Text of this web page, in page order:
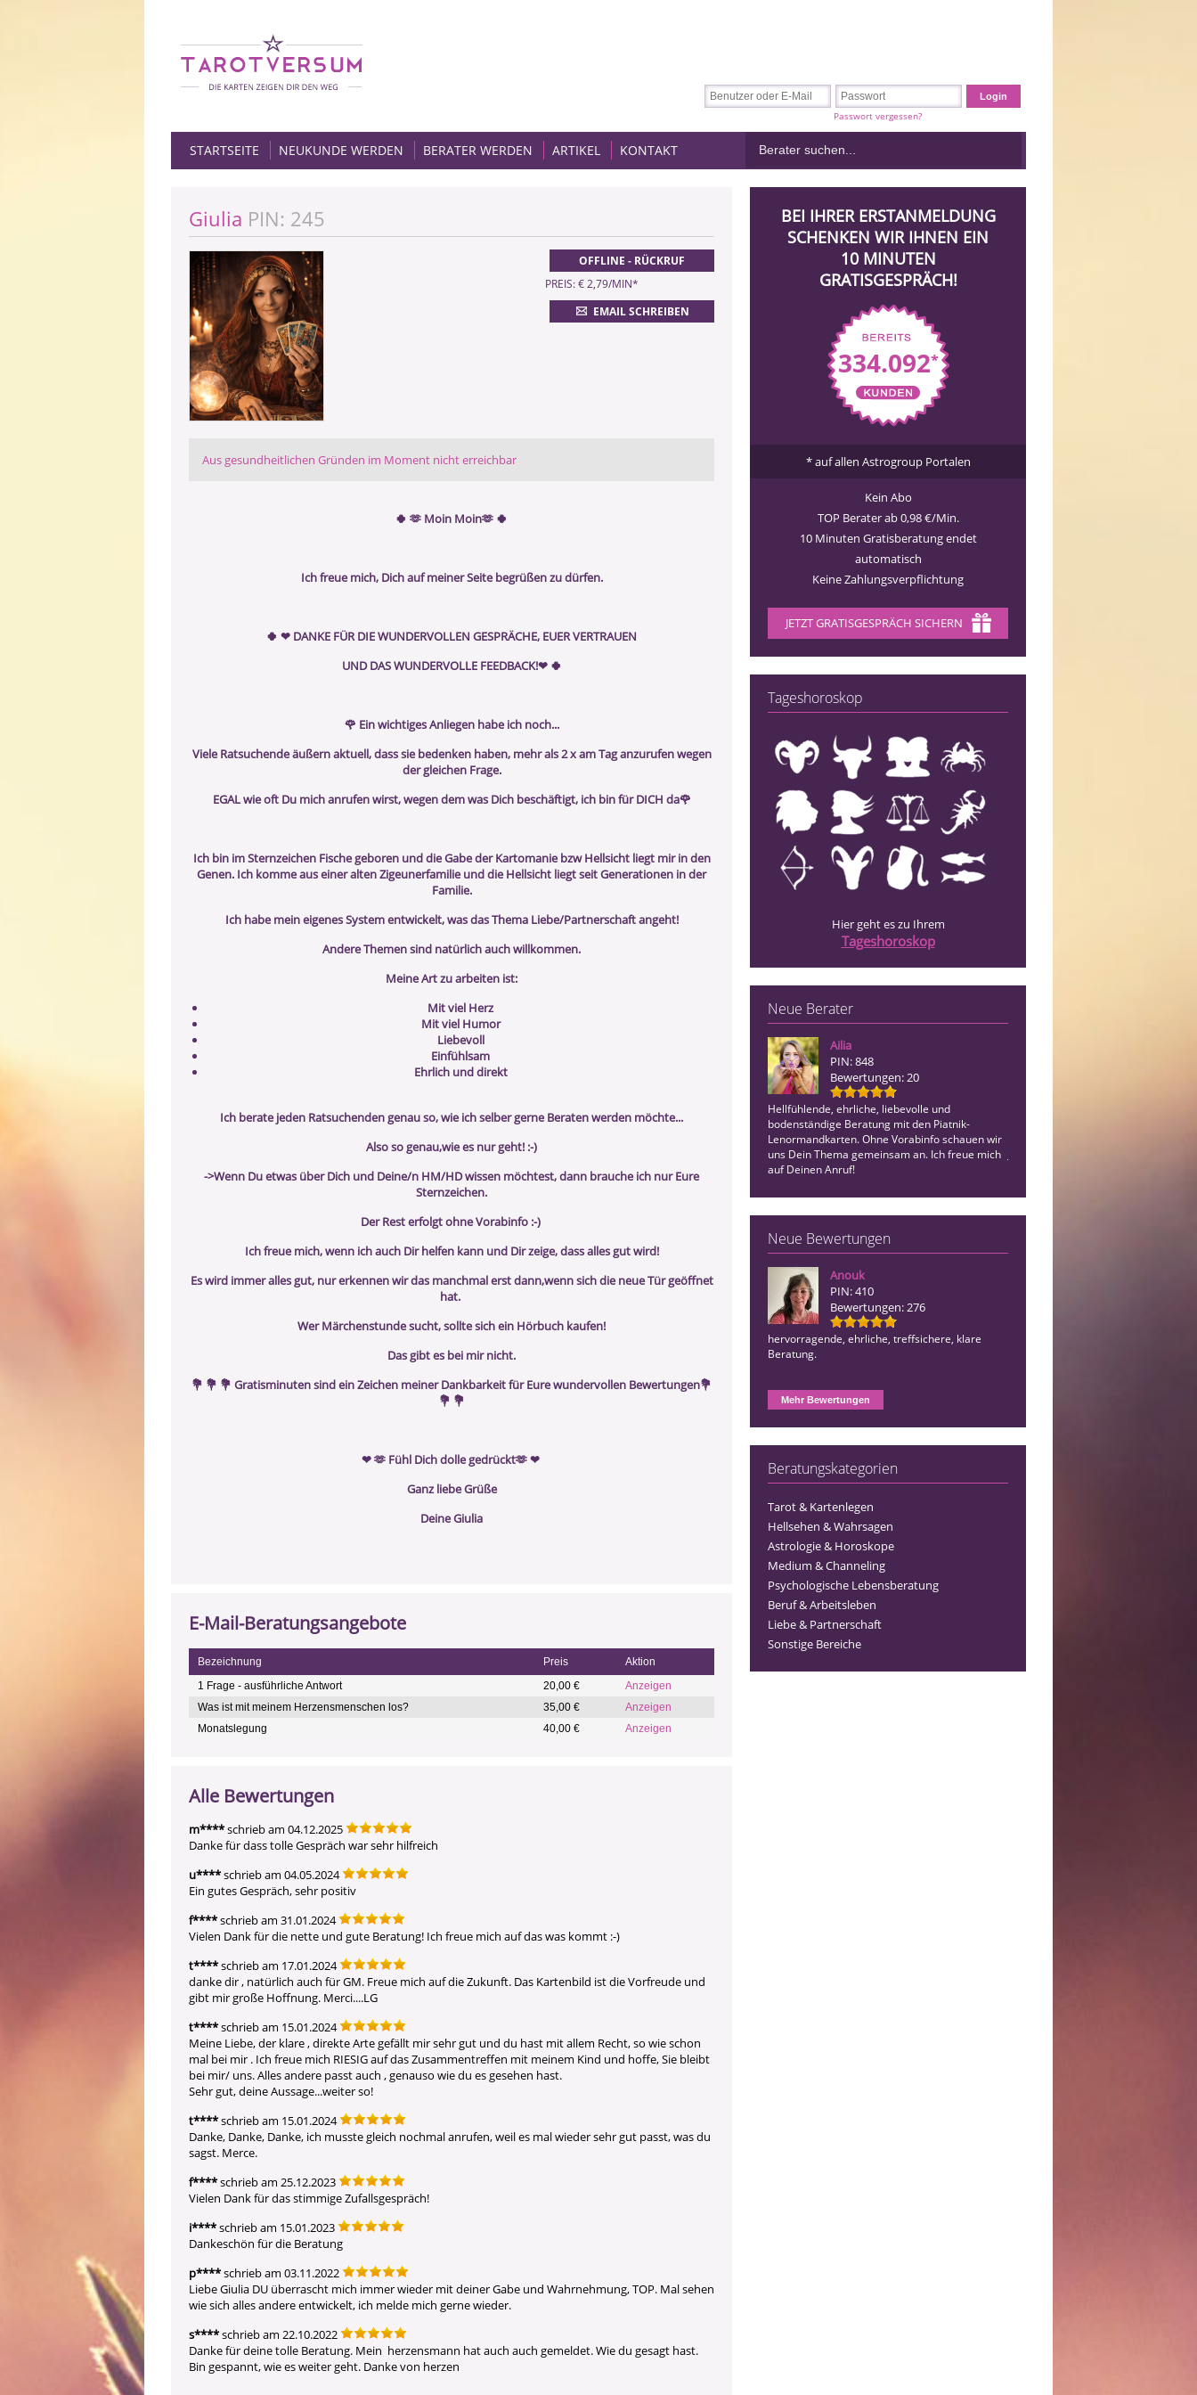
Passwort vergessen?
STARTSEITE NEUKUNDE WERDEN BERATER WERDEN ARTIKEL KONTAKT
BEI IHRER ERSTANMELDUNG
SCHENKEN WIR IHNEN EIN
10 MINUTEN
GRATISGESPRÄCH!
334.092*
* auf allen Astrogroup Portalen
Kein Abo
TOP Berater ab 0,98 €/Min.
10 Minuten Gratisberatung endet
automatisch
Keine Zahlungsverpflichtung
JETZT GRATISGESPRÄCH SICHERN
Tageshoroskop
Hier geht es zu Ihrem
Tageshoroskop
Neue Berater
Ailia
PIN: 848
Bewertungen: 20
Hellfühlende, ehrliche, liebevolle und
bodenständige Beratung mit den Piatnik-
Lenormandkarten. Ohne Vorabinfo schauen wir
uns Dein Thema gemeinsam an. Ich freue mich
auf Deinen Anruf!
Neue Bewertungen
Anouk
PIN: 410
Bewertungen: 276
hervorragende, ehrliche, treffsichere, klare
Beratung.
Mehr Bewertungen
Beratungskategorien
Tarot & Kartenlegen
Hellsehen & Wahrsagen
Astrologie & Horoskope
Medium & Channeling
Psychologische Lebensberatung
Beruf & Arbeitsleben
Liebe & Partnerschaft
Sonstige Bereiche
Giulia PIN: 245
OFFLINE - RÜCKRUF
PREIS: € 2,79/MIN*
EMAIL SCHREIBEN
Aus gesundheitlichen Gründen im Moment nicht erreichbar
🍀 🫶 Moin Moin🫶 🍀
Ich freue mich, Dich auf meiner Seite begrüßen zu dürfen.
🍀 ❤ ️DANKE FÜR DIE WUNDERVOLLEN GESPRÄCHE, EUER VERTRAUEN
UND DAS WUNDERVOLLE FEEDBACK!❤ ️🍀
🌹 Ein wichtiges Anliegen habe ich noch...
Viele Ratsuchende äußern aktuell, dass sie bedenken haben, mehr als 2 x am Tag anzurufen wegen
der gleichen Frage.
EGAL wie oft Du mich anrufen wirst, wegen dem was Dich beschäftigt, ich bin für DICH da🌹
Ich bin im Sternzeichen Fische geboren und die Gabe der Kartomanie bzw Hellsicht liegt mir in den
Genen. Ich komme aus einer alten Zigeunerfamilie und die Hellsicht liegt seit Generationen in der
Familie.
Ich habe mein eigenes System entwickelt, was das Thema Liebe/Partnerschaft angeht!
Andere Themen sind natürlich auch willkommen.
Meine Art zu arbeiten ist:
Mit viel Herz
Mit viel Humor
Liebevoll
Einfühlsam
Ehrlich und direkt
Ich berate jeden Ratsuchenden genau so, wie ich selber gerne Beraten werden möchte...
Also so genau,wie es nur geht! :-)
->Wenn Du etwas über Dich und Deine/n HM/HD wissen möchtest, dann brauche ich nur Eure
Sternzeichen.
Der Rest erfolgt ohne Vorabinfo :-)
Ich freue mich, wenn ich auch Dir helfen kann und Dir zeige, dass alles gut wird!
Es wird immer alles gut, nur erkennen wir das manchmal erst dann,wenn sich die neue Tür geöffnet
hat.
Wer Märchenstunde sucht, sollte sich ein Hörbuch kaufen!
Das gibt es bei mir nicht.
💐 💐 💐 Gratisminuten sind ein Zeichen meiner Dankbarkeit für Eure wundervollen Bewertungen💐
💐 💐
❤ ️🫶 Fühl Dich dolle gedrückt🫶 ❤ ️
Ganz liebe Grüße
Deine Giulia
E-Mail-Beratungsangebote
Bezeichnung Preis
Aktion
1 Frage - ausführliche Antwort
20,00 €
Anzeigen
Was ist mit meinem Herzensmenschen los?
35,00 €
Anzeigen
Monatslegung
40,00 € Anzeigen
Alle Bewertungen
m****schrieb am 04.12.2025
Danke für dass tolle Gespräch war sehr hilfreich
u****schrieb am 04.05.2024
f****schrieb am 31.01.2024
Vielen Dank für die nette und gute Beratung! Ich freue mich auf das was kommt :-)
t****schrieb am 17.01.2024
danke dir , natürlich auch für GM. Freue mich auf die Zukunft. Das Kartenbild ist die Vorfreude und
gibt mir große Hoffnung. Merci....LG
t****schrieb am 15.01.2024
Meine Liebe, der klare , direkte Arte gefällt mir sehr gut und du hast mit allem Recht, so wie schon
mal bei mir . Ich freue mich RIESIG auf das Zusammentreffen mit meinem Kind und hoffe, Sie bleibt
bei mir/ uns. Alles andere passt auch , genauso wie du es gesehen hast.
Sehr gut, deine Aussage...weiter so!
t****schrieb am 15.01.2024
Danke, Danke, Danke, ich musste gleich nochmal anrufen, weil es mal wieder sehr gut passt, was du
sagst. Merce.
f****schrieb am 25.12.2023
Vielen Dank für das stimmige Zufallsgespräch!
i****schrieb am 15.01.2023
Dankeschön für die Beratung
p****schrieb am 03.11.2022
Liebe Giulia DU überrascht mich immer wieder mit deiner Gabe und Wahrnehmung, TOP. Mal sehen
wie sich alles andere entwickelt, ich melde mich gerne wieder.
s****schrieb am 22.10.2022
Danke für deine tolle Beratung. Mein  herzensmann hat auch auch gemeldet. Wie du gesagt hast.
Bin gespannt, wie es weiter geht. Danke von herzen